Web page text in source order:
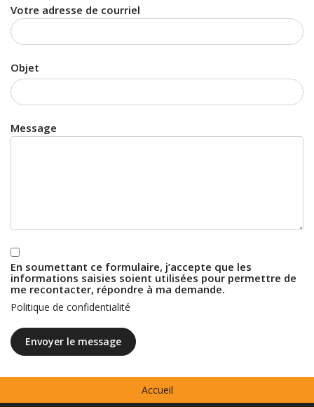
Votre adresse de courriel
Objet
Message
En soumettant ce formulaire, j’accepte que les
informations saisies soient utilisées pour permettre de
me recontacter, répondre à ma demande.
Politique de confidentialité
Accueil